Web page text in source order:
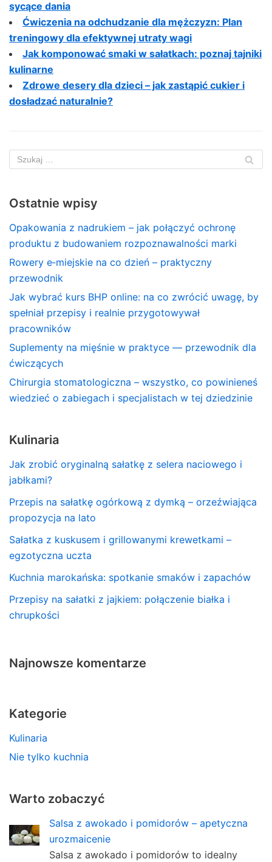
sycące dania
Ćwiczenia na odchudzanie dla mężczyzn: Plan
treningowy dla efektywnej utraty wagi
Jak komponować smaki w sałatkach: poznaj tajniki
kulinarne
Zdrowe desery dla dzieci – jak zastąpić cukier i
dosładzać naturalnie?
Ostatnie wpisy
Opakowania z nadrukiem – jak połączyć ochronę
produktu z budowaniem rozpoznawalności marki
Rowery e‑miejskie na co dzień – praktyczny
przewodnik
Jak wybrać kurs BHP online: na co zwrócić uwagę, by
spełniał przepisy i realnie przygotowywał
pracowników
Suplementy na mięśnie w praktyce — przewodnik dla
ćwiczących
Chirurgia stomatologiczna – wszystko, co powinieneś
wiedzieć o zabiegach i specjalistach w tej dziedzinie
Kulinaria
Jak zrobić oryginalną sałatkę z selera naciowego i
jabłkami?
Przepis na sałatkę ogórkową z dymką – orzeźwiająca
propozycja na lato
Sałatka z kuskusem i grillowanymi krewetkami –
egzotyczna uczta
Kuchnia marokańska: spotkanie smaków i zapachów
Przepisy na sałatki z jajkiem: połączenie białka i
chrupkości
Najnowsze komentarze
Kategorie
Kulinaria
Nie tylko kuchnia
Warto zobaczyć
Salsa z awokado i pomidorów – apetyczna
urozmaicenie
Salsa z awokado i pomidorów to idealny